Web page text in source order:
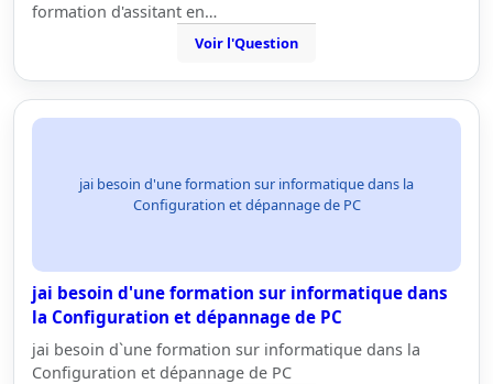
formation d'assitant en…
Voir l'Question
jai besoin d'une formation sur informatique dans la
Configuration et dépannage de PC
jai besoin d'une formation sur informatique dans
la Configuration et dépannage de PC
jai besoin d`une formation sur informatique dans la
Configuration et dépannage de PC